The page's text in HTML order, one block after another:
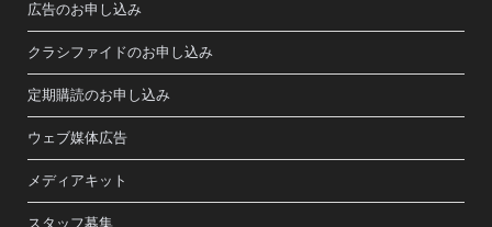
広告のお申し込み
クラシファイドのお申し込み
定期購読のお申し込み
ウェブ媒体広告
メディアキット
スタッフ募集